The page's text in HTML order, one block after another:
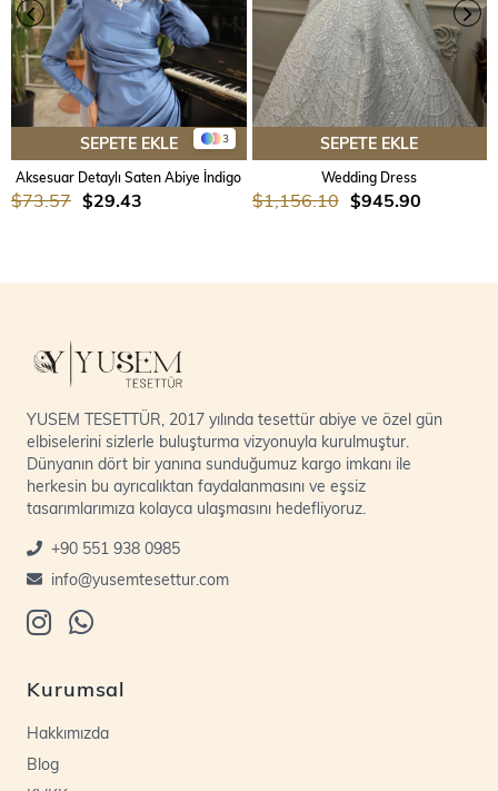
3
SEPETE EKLE
Aksesuar Detaylı Saten Abiye İndigo
$29.43
$73.57
SEPETE EKLE
Wedding Dress
$945.90
$1,156.10
YUSEM TESETTÜR, 2017 yılında tesettür abiye ve özel gün
elbiselerini sizlerle buluşturma vizyonuyla kurulmuştur.
Dünyanın dört bir yanına sunduğumuz kargo imkanı ile
herkesin bu ayrıcalıktan faydalanmasını ve eşsiz
tasarımlarımıza kolayca ulaşmasını hedefliyoruz.
+90 551 938 0985
info@yusemtesettur.com
Kurumsal
Hakkımızda
Blog